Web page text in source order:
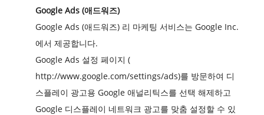
Google Ads (애드워즈)
Google Ads (애드워즈) 리 마케팅 서비스는 Google Inc.
에서 제공합니다.
Google Ads 설정 페이지 (
http://www.google.com/settings/ads)를 방문하여 디
스플레이 광고용 Google 애널리틱스를 선택 해제하고
Google 디스플레이 네트워크 광고를 맞춤 설정할 수 있